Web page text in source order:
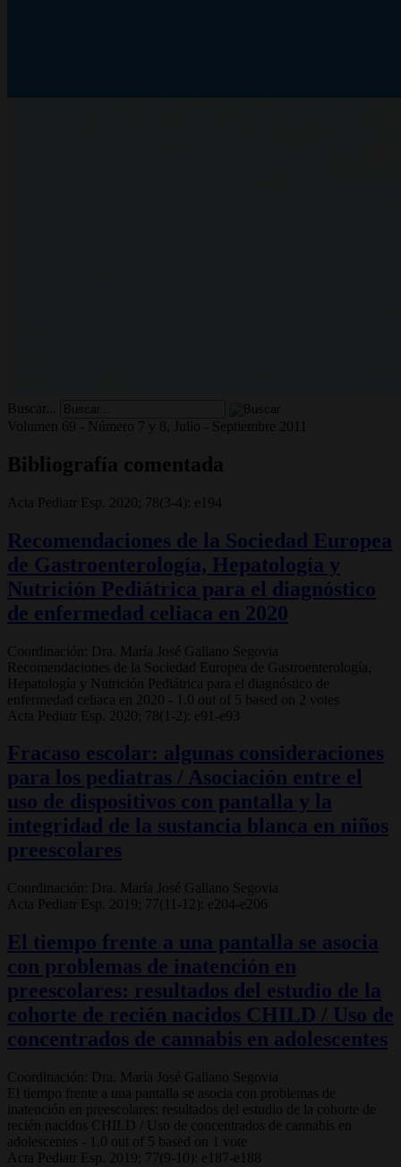
Buscar...
Volumen 69 - Número 7 y 8, Julio - Septiembre 2011
Bibliografía comentada
Acta Pediatr Esp. 2020; 78(3-4): e194
Recomendaciones de la Sociedad Europea
de Gastroenterología, Hepatología y
Nutrición Pediátrica para el diagnóstico
de enfermedad celiaca en 2020
Coordinación: Dra. María José Galiano Segovia
Recomendaciones de la Sociedad Europea de Gastroenterología,
Hepatología y Nutrición Pediátrica para el diagnóstico de
enfermedad celiaca en 2020 - 1.0 out of 5 based on 2 votes
Acta Pediatr Esp. 2020; 78(1-2): e91-e93
Fracaso escolar: algunas consideraciones
para los pediatras / Asociación entre el
uso de dispositivos con pantalla y la
integridad de la sustancia blanca en niños
preescolares
Coordinación: Dra. María José Galiano Segovia
Acta Pediatr Esp. 2019; 77(11-12): e204-e206
El tiempo frente a una pantalla se asocia
con problemas de inatención en
preescolares: resultados del estudio de la
cohorte de recién nacidos CHILD / Uso de
concentrados de cannabis en adolescentes
Coordinación: Dra. María José Galiano Segovia
El tiempo frente a una pantalla se asocia con problemas de
inatención en preescolares: resultados del estudio de la cohorte de
recién nacidos CHILD / Uso de concentrados de cannabis en
adolescentes - 1.0 out of 5 based on 1 vote
Acta Pediatr Esp. 2019; 77(9-10): e187-e188